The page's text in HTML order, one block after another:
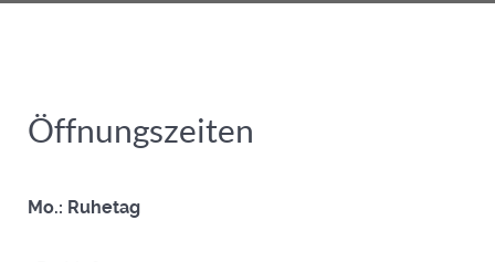
Öffnungszeiten
Mo.: Ruhetag